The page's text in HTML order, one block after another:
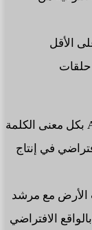
الأقل
حلقات
في إنتاج
الأرض مع مرشد
الافتراضي